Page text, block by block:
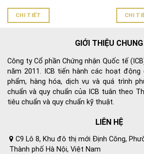
CHI TIẾT CHI
GIỚI THIỆU CHUNG
Công ty Cổ phần Chứng nhận Quốc tế
năm 2011. ICB tiến hành các hoạt động
phẩm, hàng hóa, dịch vụ và quá trình
chuẩn và quy chuẩn của ICB tuân theo
tiêu chuẩn và quy chuẩn kỹ thuật.
LIÊN HỆ
C9 Lô 8, Khu đô thị mới Định Công,
Thành phố Hà Nội, Việt Nam